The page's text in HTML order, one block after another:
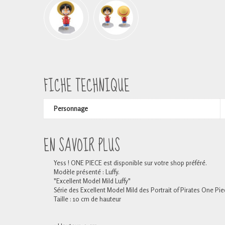
FICHE TECHNIQUE
Personnage
EN SAVOIR PLUS
Yess ! ONE PIECE est disponible sur votre shop préféré.
Modèle présenté : Luffy.
"Excellent Model Mild Luffy"
Série des Excellent Model Mild des Portrait of Pirates One
Taille : 10 cm de hauteur